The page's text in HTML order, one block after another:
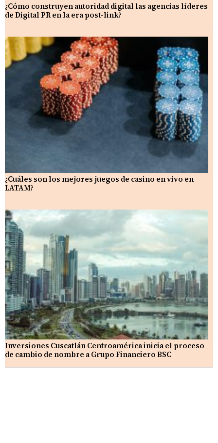
¿Cómo construyen autoridad digital las agencias líderes
de Digital PR en la era post-link?
¿Cuáles son los mejores juegos de casino en vivo en
LATAM?
Inversiones Cuscatlán Centroamérica inicia el proceso
de cambio de nombre a Grupo Financiero BSC